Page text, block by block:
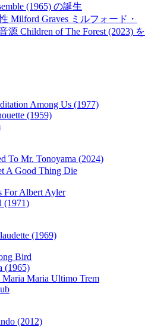
(1965) の誕生
Milford Graves ミルフォード・
Children of The Forest (2023) を